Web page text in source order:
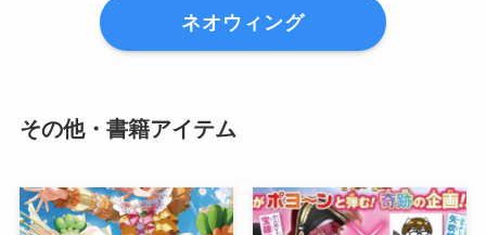
ネオウィング
その他・書籍アイテム